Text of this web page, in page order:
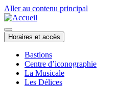
Aller au contenu principal
Horaires et accès
Bastions
Centre d’iconographie
La Musicale
Les Délices